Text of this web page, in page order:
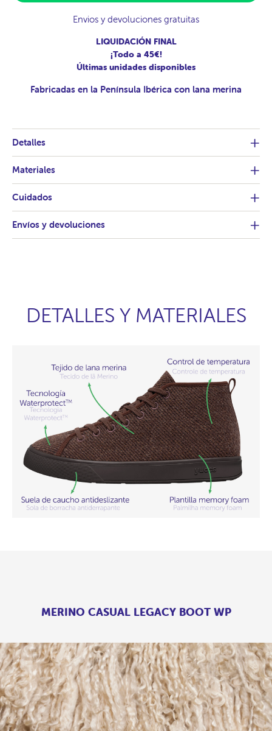
Envios y devoluciones gratuitas
LIQUIDACIÓN FINAL
¡Todo a 45€!
Últimas unidades disponibles
Fabricadas en la Península Ibérica con lana merina
Detalles
Materiales
Cuidados
Envíos y devoluciones
DETALLES Y MATERIALES
MERINO CASUAL LEGACY BOOT WP